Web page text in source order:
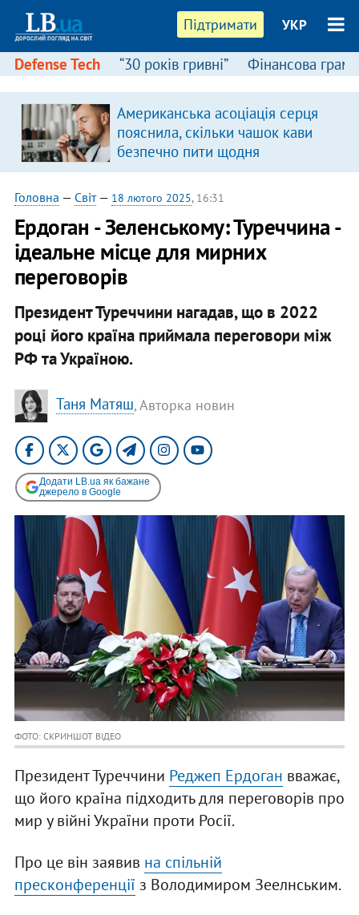
Підтримати УКР
Defense Tech “30 років гривні” Фінансова
Американська асоціація серця
пояснила, скільки чашок кави
безпечно пити щодня
Головна — Світ— 18 лютого 2025, 16:31
Ердоган - Зеленському: Туреччина -
ідеальне місце для мирних
переговорів
Президент Туреччини нагадав, що в 2022
році його країна приймала переговори між
РФ та Україною.
Таня Матяш, Авторка новин
Додати LB.ua як бажане
джерело в Google
ФОТО: СКРИНШОТ ВІДЕО
Президент Туреччини Реджеп Ердоган вважає,
що його країна підходить для переговорів про
мир у війні України проти Росії.
Про це він заявив на спільній
пресконференції з Володимиром Зеелнським.